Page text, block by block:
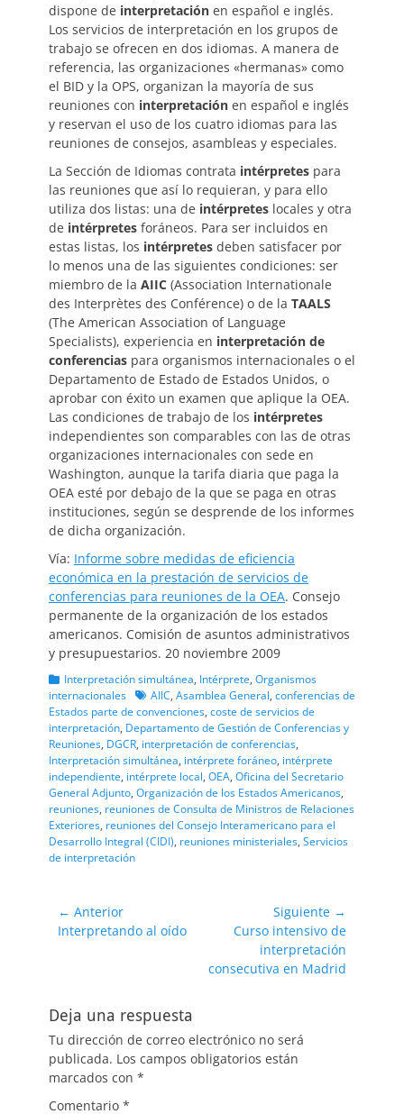
dispone de interpretación en español e inglés.
Los servicios de interpretación en los grupos de
trabajo se ofrecen en dos idiomas. A manera de
referencia, las organizaciones «hermanas» como
el BID y la OPS, organizan la mayoría de sus
reuniones con interpretación en español e inglés
y reservan el uso de los cuatro idiomas para las
reuniones de consejos, asambleas y especiales.
La Sección de Idiomas contrata intérpretes para
las reuniones que así lo requieran, y para ello
utiliza dos listas: una de intérpretes locales y otra
de intérpretes foráneos. Para ser incluidos en
estas listas, los intérpretes deben satisfacer por
lo menos una de las siguientes condiciones: ser
miembro de la AIIC (Association Internationale
des Interprètes des Conférence) o de la TAALS
(The American Association of Language
Specialists), experiencia en interpretación de
conferencias para organismos internacionales o el
Departamento de Estado de Estados Unidos, o
aprobar con éxito un examen que aplique la OEA.
Las condiciones de trabajo de los intérpretes
independientes son comparables con las de otras
organizaciones internacionales con sede en
Washington, aunque la tarifa diaria que paga la
OEA esté por debajo de la que se paga en otras
instituciones, según se desprende de los informes
de dicha organización.
Vía: Informe sobre medidas de eficiencia
económica en la prestación de servicios de
conferencias para reuniones de la OEA. Consejo
permanente de la organización de los estados
americanos. Comisión de asuntos administrativos
y presupuestarios. 20 noviembre 2009
Categorias
Interpretación simultánea, Intérprete, Organismos
internacionales Etiquetas
AIIC, Asamblea General, conferencias de
Estados parte de convenciones, coste de servicios de
interpretación, Departamento de Gestión de Conferencias y
Reuniones, DGCR, interpretación de conferencias,
Interpretación simultánea, intérprete foráneo, intérprete
independiente, intérprete local, OEA, Oficina del Secretario
General Adjunto, Organización de los Estados Americanos,
reuniones, reuniones de Consulta de Ministros de Relaciones
Exteriores, reuniones del Consejo Interamericano para el
Desarrollo Integral (CIDI), reuniones ministeriales, Servicios
de interpretación
Navegación
de
← Anterior
Entrada
Interpretando al oído
Siguiente →
EntradaCurso intensivo de
interpretación
consecutiva en Madrid
Deja una respuesta
Tu dirección de correo electrónico no será
publicada. Los campos obligatorios están
marcados con *
Comentario *